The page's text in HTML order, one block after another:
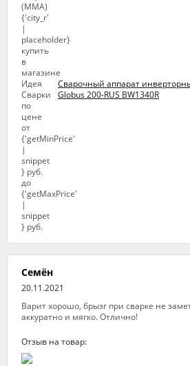
Сварочный аппарат
Globus 200-RUS BW1340R
Семён
20.11.2021
Варит хорошо, брызг при сварке не
аккуратно и мягко. Отлично!
Отзыв на товар: